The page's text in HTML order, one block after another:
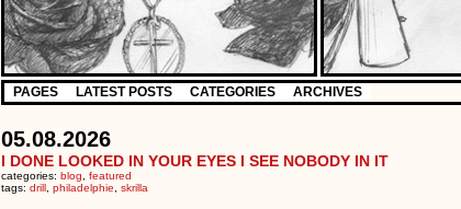
PAGES LATEST POSTS CATEGORIES ARCHIVES
05.08.2026
I DONE LOOKED IN YOUR EYES I SEE NOBODY IN IT
categories: blog
featured
tags: drill philadelphie skrilla